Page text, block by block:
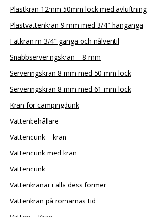
Plastkran 12mm 50mm lock med avluftning
Plastvattenkran 9 mm med 3/4″ hangänga
Fatkran m 3/4″ gänga och nålventil
Snabbserveringskran – 8 mm
Serveringskran 8 mm med 50 mm lock
Serveringskran 8 mm med 61 mm lock
Kran för campingdunk
Vattenbehållare
Vattendunk – kran
Vattendunk med kran
Vattendunk
Vattenkranar i alla dess former
Vattenkran på romarnas tid